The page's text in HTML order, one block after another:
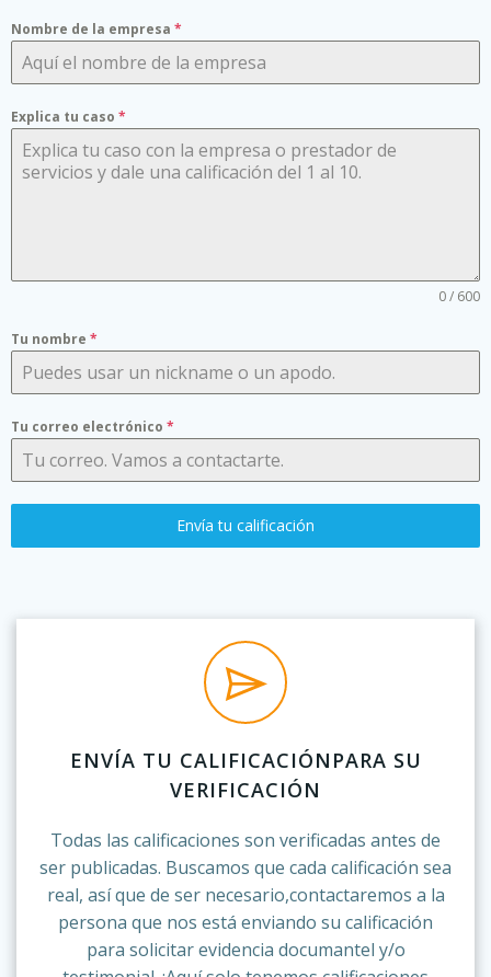
Nombre de la empresa *
Explica tu caso *
0 / 600
Tu nombre *
Tu correo electrónico *
Envía tu calificación
ENVÍA TU CALIFICACIÓNPARA SU
VERIFICACIÓN
Todas las calificaciones son verificadas antes de
ser publicadas. Buscamos que cada calificación sea
real, así que de ser necesario,contactaremos a la
persona que nos está enviando su calificación
para solicitar evidencia documantel y/o